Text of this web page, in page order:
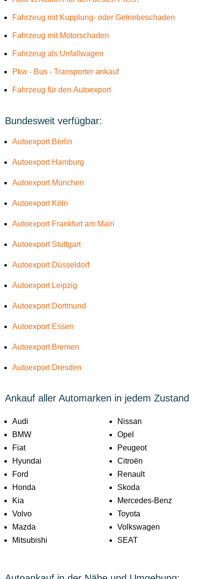
Fahrzeug mit Kupplung- oder Getriebeschaden
Fahrzeug mit Motorschaden
Fahrzeug als Unfallwagen
Pkw - Bus - Transporter ankauf
Fahrzeug für den Autoexport
Bundesweit verfügbar:
Autoexport Berlin
Autoexport Hamburg
Autoexport München
Autoexport Köln
Autoexport Frankfurt am Main
Autoexport Stuttgart
Autoexport Düsseldorf
Autoexport Leipzig
Autoexport Dortmund
Autoexport Essen
Autoexport Bremen
Autoexport Dresden
Ankauf aller Automarken in jedem Zustand
Audi
BMW
Fiat
Hyundai
Ford
Honda
Kia
Volvo
Mazda
Mitsubishi
Nissan
Opel
Peugeot
Citroën
Renault
Skoda
Mercedes-Benz
Toyota
Volkswagen
SEAT